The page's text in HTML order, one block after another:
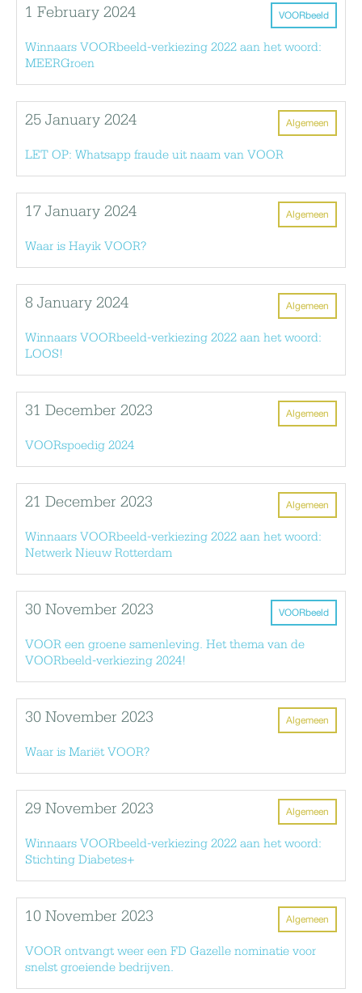
VOORbeeld
1 February 2024
Winnaars VOORbeeld-verkiezing 2022 aan het woord:
MEERGroen
Algemeen
25 January 2024
LET OP: Whatsapp fraude uit naam van VOOR
Algemeen
17 January 2024
Waar is Hayik VOOR?
Algemeen
8 January 2024
Winnaars VOORbeeld-verkiezing 2022 aan het woord:
LOOS!
Algemeen
31 December 2023
VOORspoedig 2024
Algemeen
21 December 2023
Winnaars VOORbeeld-verkiezing 2022 aan het woord:
Netwerk Nieuw Rotterdam
VOORbeeld
30 November 2023
VOOR een groene samenleving. Het thema van de
VOORbeeld-verkiezing 2024!
Algemeen
30 November 2023
Waar is Mariët VOOR?
Algemeen
29 November 2023
Winnaars VOORbeeld-verkiezing 2022 aan het woord:
Stichting Diabetes+
Algemeen
10 November 2023
VOOR ontvangt weer een FD Gazelle nominatie voor
snelst groeiende bedrijven.